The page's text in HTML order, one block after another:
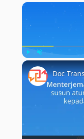
Play Unmute